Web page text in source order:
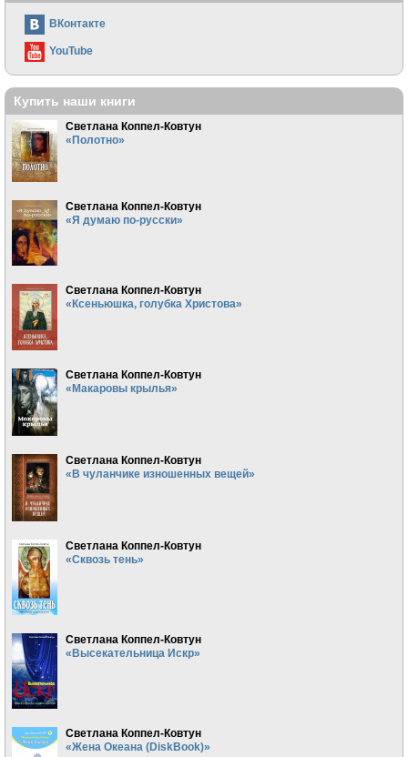
ВКонтакте
YouTube
Купить наши книги
Светлана Коппел-Ковтун
«Полотно»
Светлана Коппел-Ковтун
«Я думаю по-русски»
Светлана Коппел-Ковтун
«Ксеньюшка, голубка Христова»
Светлана Коппел-Ковтун
«Макаровы крылья»
Светлана Коппел-Ковтун
«В чуланчике изношенных вещей»
Светлана Коппел-Ковтун
«Сквозь тень»
Светлана Коппел-Ковтун
«Высекательница Искр»
Светлана Коппел-Ковтун
«Жена Океана (DiskBook)»